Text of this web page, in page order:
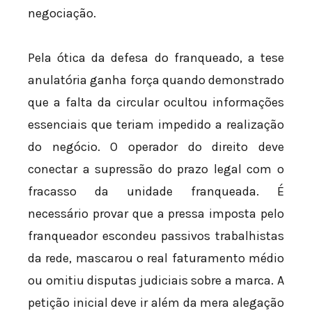
negociação.
Pela ótica da defesa do franqueado, a tese
anulatória ganha força quando demonstrado
que a falta da circular ocultou informações
essenciais que teriam impedido a realização
do negócio. O operador do direito deve
conectar a supressão do prazo legal com o
fracasso da unidade franqueada. É
necessário provar que a pressa imposta pelo
franqueador escondeu passivos trabalhistas
da rede, mascarou o real faturamento médio
ou omitiu disputas judiciais sobre a marca. A
petição inicial deve ir além da mera alegação